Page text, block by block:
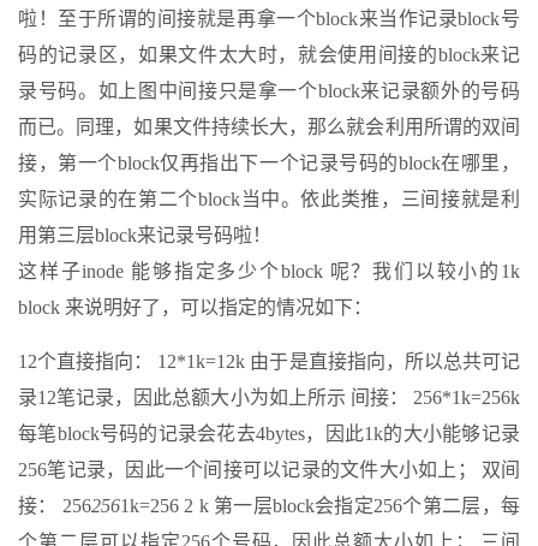
啦！至于所谓的间接就是再拿一个block来当作记录block号
码的记录区，如果文件太大时，就会使用间接的block来记
录号码。如上图中间接只是拿一个block来记录额外的号码
而已。同理，如果文件持续长大，那么就会利用所谓的双间
接，第一个block仅再指出下一个记录号码的block在哪里，
实际记录的在第二个block当中。依此类推，三间接就是利
用第三层block来记录号码啦！
这样子inode 能够指定多少个block 呢？我们以较小的1k
block 来说明好了，可以指定的情况如下：
12个直接指向： 12*1k=12k 由于是直接指向，所以总共可记
录12笔记录，因此总额大小为如上所示 间接： 256*1k=256k
每笔block号码的记录会花去4bytes，因此1k的大小能够记录
256笔记录，因此一个间接可以记录的文件大小如上； 双间
接： 2562561k=256 2 k 第一层block会指定256个第二层，每